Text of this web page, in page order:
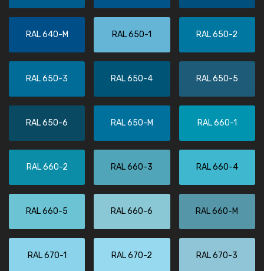
RAL 640-M RAL 650-1 RAL 650-2
RAL 650-3 RAL 650-4 RAL 650-5
RAL 650-6 RAL 650-M RAL 660-1
RAL 660-2 RAL 660-3 RAL 660-4
RAL 660-5 RAL 660-6 RAL 660-M
RAL 670-1 RAL 670-2 RAL 670-3